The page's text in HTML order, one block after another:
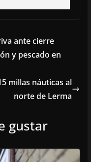
ante cierre
y pescado en
millas náuticas al
norte de Lerma
gustar